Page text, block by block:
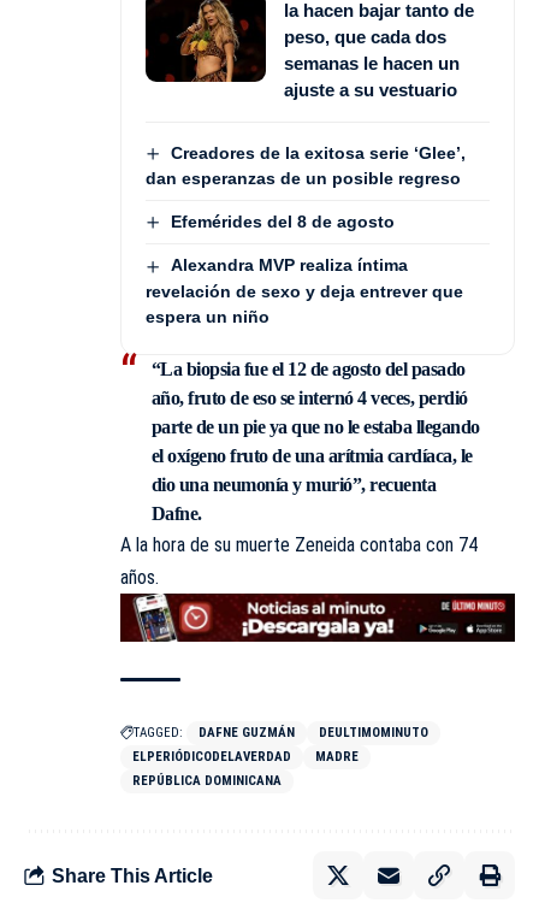
la hacen bajar tanto de
peso, que cada dos
semanas le hacen un
ajuste a su vestuario
Creadores de la exitosa serie ‘Glee’,
dan esperanzas de un posible regreso
Efemérides del 8 de agosto
Alexandra MVP realiza íntima
revelación de sexo y deja entrever que
espera un niño
“La biopsia fue el 12 de agosto del pasado
año, fruto de eso se internó 4 veces, perdió
parte de un pie ya que no le estaba llegando
el oxígeno fruto de una arítmia cardíaca, le
dio una neumonía y murió”, recuenta
Dafne.
A la hora de su muerte Zeneida contaba con 74
años.
TAGGED: DAFNE GUZMÁN
DEULTIMOMINUTO
ELPERIÓDICODELAVERDAD
MADRE
REPÚBLICA DOMINICANA
Share This Article